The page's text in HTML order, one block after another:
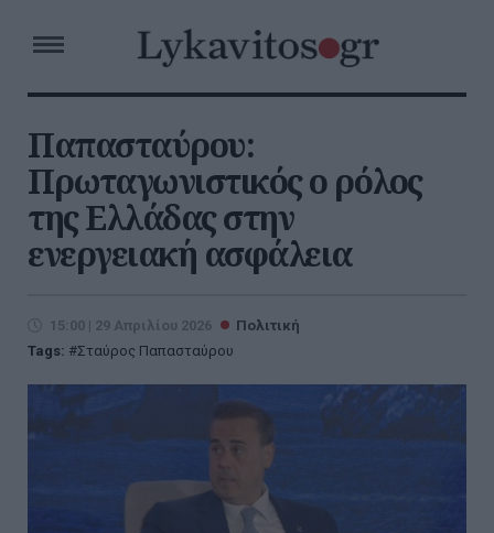
Παπασταύρου:
Πρωταγωνιστικός ο ρόλος
της Ελλάδας στην
ενεργειακή ασφάλεια
15:00 | 29 Απριλίου 2026
Πολιτική
Tags:
Σταύρος Παπασταύρου